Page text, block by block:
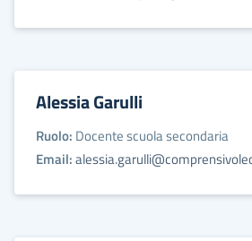
Alessia Garulli
Ruolo: Docente scuola secondaria
Email: